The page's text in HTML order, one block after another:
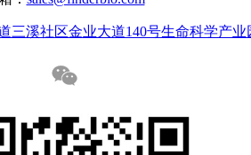
三溪社区金业大道140号生命科学产业